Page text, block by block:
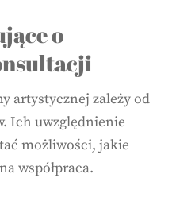
o
artystycznej zależy od
Ich uwzględnienie
możliwości, jakie
współpraca.